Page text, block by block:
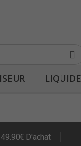
LIQUIDE
D'achat